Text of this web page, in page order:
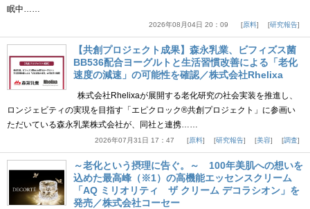
眠中……
2026年08月04日 20：09 原料 研究報告
【共創プロジェクト成果】森永乳業、ビフィズス菌
BB536配合ヨーグルトと生活習慣改善による「老化
速度の減速」の可能性を確認／株式会社Rhelixa
株式会社Rhelixaが展開する老化研究の社会実装を推進し、
ロンジェビティの実現を目指す「エピクロック®共創プロジェクト」に参画い
ただいている森永乳業株式会社が、同社と連携……
2026年07月31日 17：47 原料 研究報告 美容 調査
～老化という摂理に告ぐ。～ 100年美肌への想いを
込めた最高峰（※1）の高機能エッセンスクリーム
「AQ ミリオリティ ザ クリーム デコラシオン」を
発売／株式会社コーセー